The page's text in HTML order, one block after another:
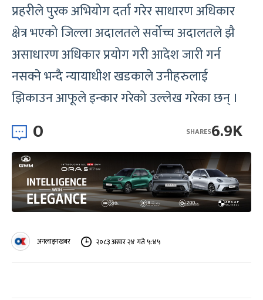
प्रहरीले पुरक अभियोग दर्ता गरेर साधारण अधिकार
क्षेत्र भएको जिल्ला अदालतले सर्वोच्च अदालतले झै
असाधारण अधिकार प्रयोग गरी आदेश जारी गर्न
नसक्ने भन्दै न्यायाधीश खडकाले उनीहरुलाई
झिकाउन आफूले इन्कार गरेको उल्लेख गरेका छन् ।
0 6.9K
SHARES
अनलाइनखबर २०८३ असार २४ गते ५:४५